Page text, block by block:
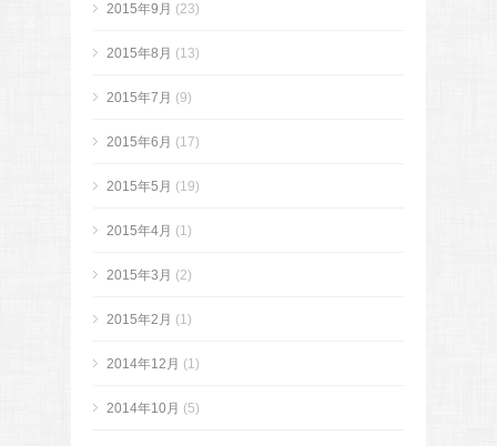
2015年9月 (23)
2015年8月 (13)
2015年7月 (9)
2015年6月 (17)
2015年5月 (19)
2015年4月 (1)
2015年3月 (2)
2015年2月 (1)
2014年12月 (1)
2014年10月 (5)